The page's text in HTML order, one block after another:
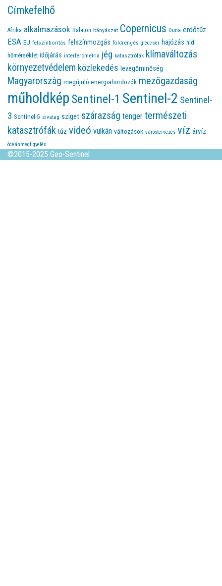
Címkefelhő
Afrika alkalmazások Balaton bányászat Copernicus Duna erdőtűz
ESA EU felszínborítás felszínmozgás földrengés gleccser hajózás híd
hőmérséklet időjárás interferometria jég katasztrófák klímaváltozás
környezetvédelem közlekedés levegőminőség
Magyarország megújuló energiahordozók mezőgazdaság
műholdkép Sentinel-1 Sentinel-2 Sentinel-
3 Sentinel-5 sivatag sziget szárazság tenger természeti
katasztrófák tűz videó vulkán változások várostervezés víz árvíz
óceánmegfigyelés
©2015-2025 Geo-Sentinel